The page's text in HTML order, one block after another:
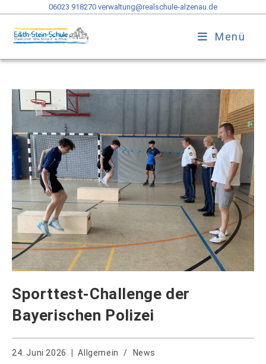
06023 918270 verwaltung@realschule-alzenau.de
Menü
Sporttest-Challenge der
Bayerischen Polizei
24. Juni 2026 Allgemein / News